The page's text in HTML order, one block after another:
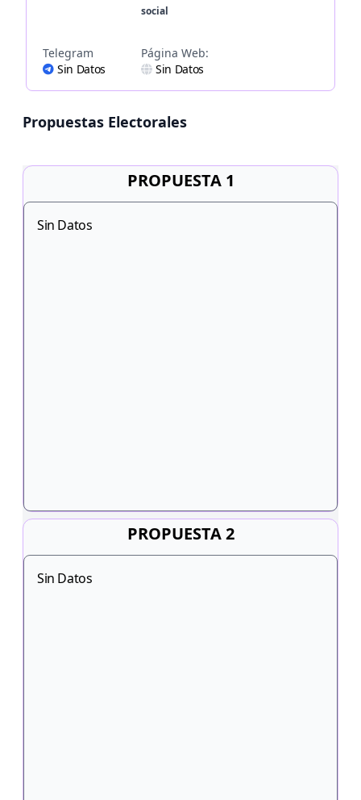
social
Telegram
Sin Datos
Página Web:
Sin Datos
Propuestas Electorales
PROPUESTA 1
Sin Datos
PROPUESTA 2
Sin Datos